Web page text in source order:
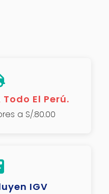
El Perú.
a S/.80.00
IGV